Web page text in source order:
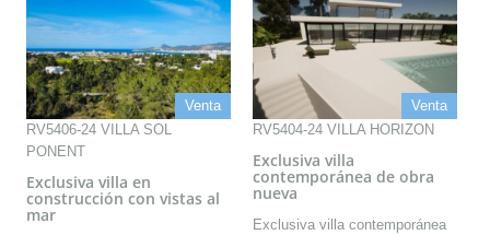
Venta
RV5406-24 VILLA SOL
PONENT
Exclusiva villa en
construcción con vistas al
mar
Venta
RV5404-24 VILLA HORIZON
Exclusiva villa
contemporánea de obra
nueva
Exclusiva villa contemporánea